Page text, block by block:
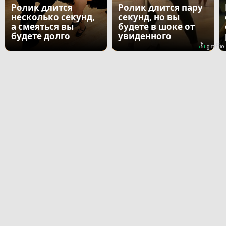
Ролик длится
несколько секунд,
а смеяться вы
будете долго
Ролик длится пару
секунд, но вы
будете в шоке от
увиденного